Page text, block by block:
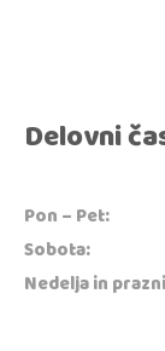
Delovni
Pon – Pet:
Sobota:
Nedelja in